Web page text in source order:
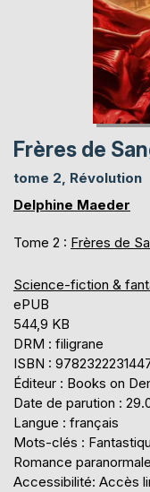
Frères de
tome 2, Révolution
Delphine Maeder
Tome 2 : Frères de
Science-fiction &
ePUB
544,9 KB
DRM : filigrane
ISBN :
Éditeur : Books on
Date de parution :
Langue : français
Mots-clés :
Romance
Accessibilité: Accès